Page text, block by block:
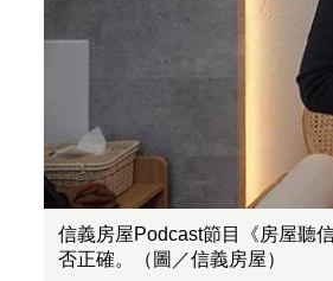
信義房屋Podcast節目《房屋聽
否正確。（圖／信義房屋）